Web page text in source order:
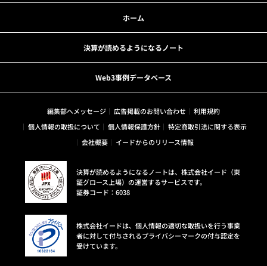
ホーム
決算が読めるようになるノート
Web3事例データベース
編集部へメッセージ 広告掲載のお問い合わせ
利用規約
個人情報の取扱について
個人情報保護方針
特定商取引法に関する表示
会社概要
イードからのリリース情報
決算が読めるようになるノートは、株式会社イード（東
証グロース上場）の運営するサービスです。
証券コード：6038
株式会社イードは、個人情報の適切な取扱いを行う事業
者に対して付与されるプライバシーマークの付与認定を
受けています。